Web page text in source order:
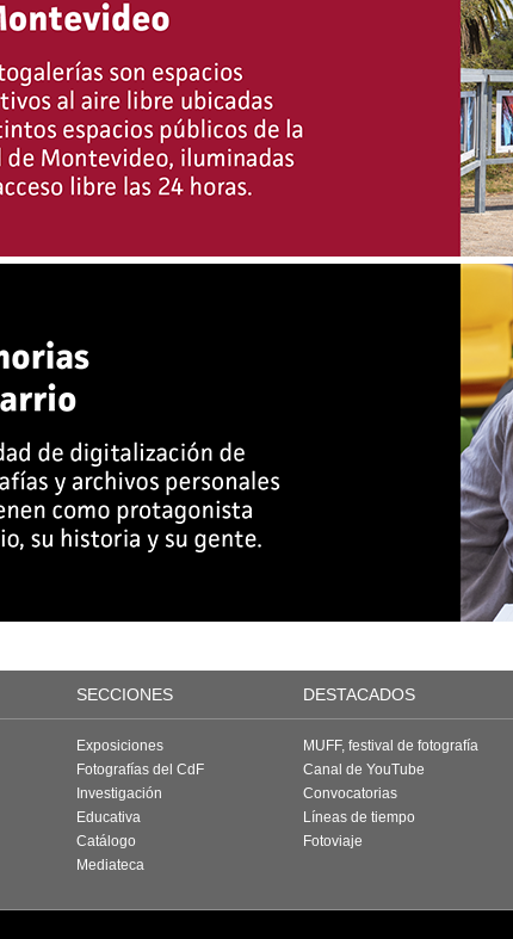
SECCIONES DESTACADOS
Exposiciones
Fotografías del CdF
Investigación
Educativa
Catálogo
Mediateca
MUFF, festival de fotografía
Canal de YouTube
Convocatorias
Líneas de tiempo
Fotoviaje